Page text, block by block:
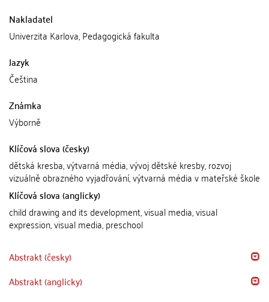
Nakladatel
Univerzita Karlova, Pedagogická fakulta
Jazyk
Čeština
Známka
Výborně
Klíčová slova (česky)
dětská kresba, výtvarná média, vývoj dětské kresby, rozvoj
vizuálně obrazného vyjadřování, výtvarná média v mateřské škole
Klíčová slova (anglicky)
child drawing and its development, visual media, visual
expression, visual media, preschool
Abstrakt (česky)
Abstrakt (anglicky)